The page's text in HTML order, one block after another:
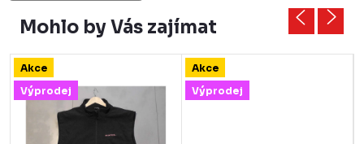
Mohlo by Vás zajímat
Akce
Výprodej
Akce
Výprodej